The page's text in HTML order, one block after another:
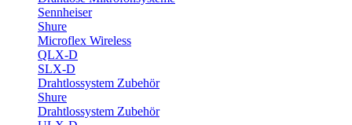
Sennheiser
Shure
Microflex Wireless
QLX-D
SLX-D
Drahtlossystem Zubehör
Shure
Drahtlossystem Zubehör